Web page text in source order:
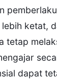
ketat,
tetap
dapat